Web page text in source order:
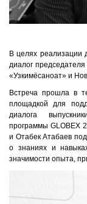
В целях реализации
диалог
«Узкимёсаноат» и
Встреча прошла в
площадкой для
диалога
программы GLOBEX
и Отабек Атабаев
о знаниях и
значимости опыта,